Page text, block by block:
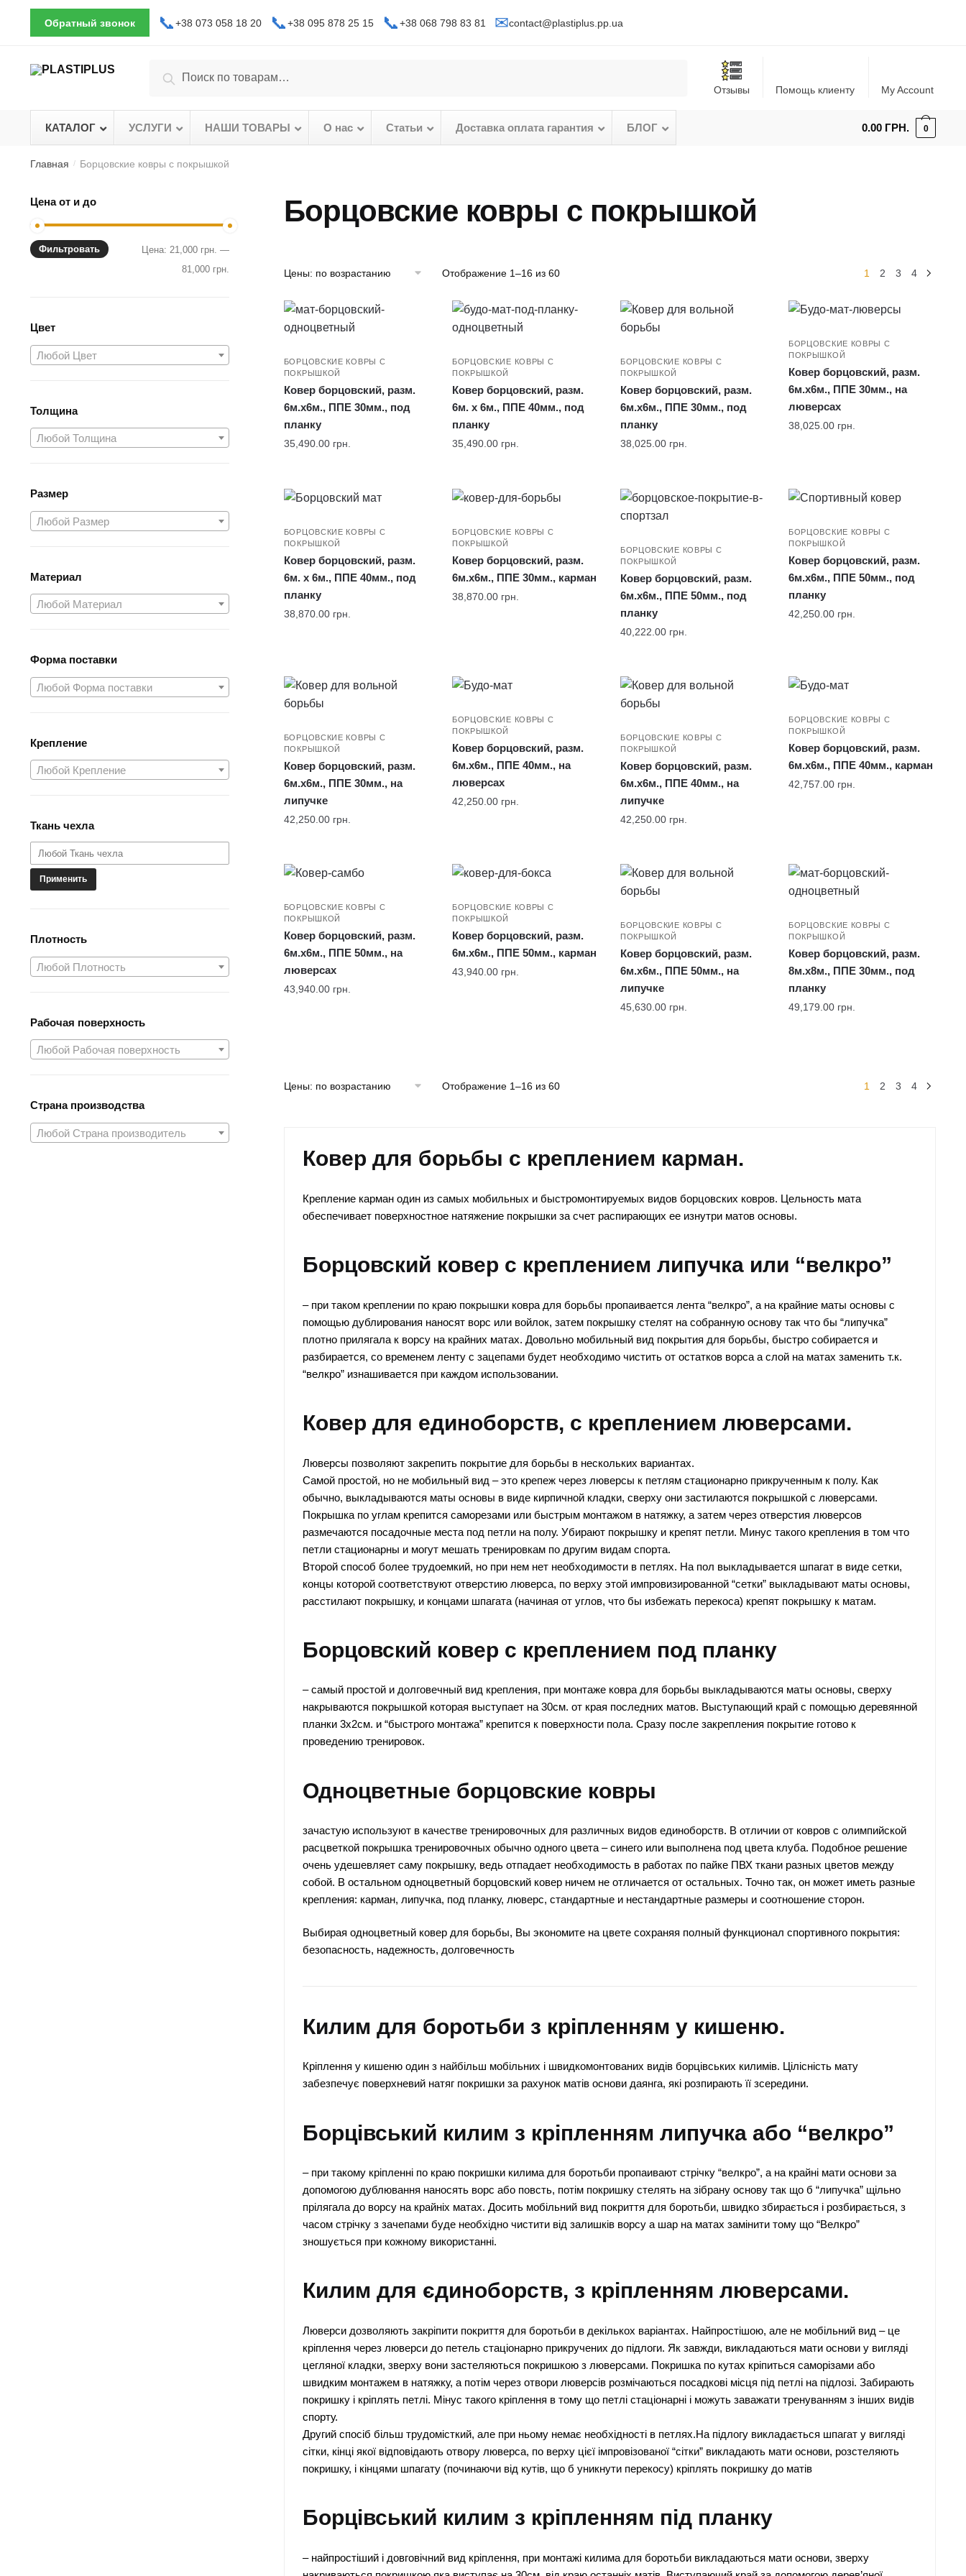
Обратный звонок 📞+38 073 058 18 20 📞+38 095 878 25 15 📞+38 068 798 83 81 ✉contact@plastiplus.pp.ua
Поиск
Отзывы Помощь клиенту My Account
КАТАЛОГ– УСЛУГИ – НАШИ ТОВАРЫ О нас– Статьи – Доставка оплата гарантия – БЛОГ – 0.00 ГРН. 0
Главная / Борцовские ковры с покрышкой
Борцовские ковры с покрышкой
Отображение 1–16 из 60 1 2 3 4
БОРЦОВСКИЕ КОВРЫ С
ПОКРЫШКОЙ
Ковер борцовский, разм.
6м.x6м., ППЕ 30мм., под
планку
35,490.00 грн.
БОРЦОВСКИЕ КОВРЫ С
ПОКРЫШКОЙ
Ковер борцовский, разм.
6м. x 6м., ППЕ 40мм., под
планку
35,490.00 грн.
БОРЦОВСКИЕ КОВРЫ С
ПОКРЫШКОЙ
Ковер борцовский, разм.
6м.x6м., ППЕ 30мм., под
планку
38,025.00 грн.
БОРЦОВСКИЕ КОВРЫ С
ПОКРЫШКОЙ
Ковер борцовский, разм.
6м.x6м., ППЕ 30мм., на
люверсах
38,025.00 грн.
БОРЦОВСКИЕ КОВРЫ С
ПОКРЫШКОЙ
Ковер борцовский, разм.
6м. x 6м., ППЕ 40мм., под
планку
38,870.00 грн.
БОРЦОВСКИЕ КОВРЫ С
ПОКРЫШКОЙ
Ковер борцовский, разм.
6м.x6м., ППЕ 30мм., карман
38,870.00 грн.
БОРЦОВСКИЕ КОВРЫ С
ПОКРЫШКОЙ
Ковер борцовский, разм.
6м.x6м., ППЕ 50мм., под
планку
40,222.00 грн.
БОРЦОВСКИЕ КОВРЫ С
ПОКРЫШКОЙ
Ковер борцовский, разм.
6м.x6м., ППЕ 50мм., под
планку
42,250.00 грн.
БОРЦОВСКИЕ КОВРЫ С
ПОКРЫШКОЙ
Ковер борцовский, разм.
6м.x6м., ППЕ 30мм., на
липучке
42,250.00 грн.
БОРЦОВСКИЕ КОВРЫ С
ПОКРЫШКОЙ
Ковер борцовский, разм.
6м.x6м., ППЕ 40мм., на
люверсах
42,250.00 грн.
БОРЦОВСКИЕ КОВРЫ С
ПОКРЫШКОЙ
Ковер борцовский, разм.
6м.x6м., ППЕ 40мм., на
липучке
42,250.00 грн.
БОРЦОВСКИЕ КОВРЫ С
ПОКРЫШКОЙ
Ковер борцовский, разм.
6м.x6м., ППЕ 40мм., карман
42,757.00 грн.
БОРЦОВСКИЕ КОВРЫ С
ПОКРЫШКОЙ
Ковер борцовский, разм.
6м.x6м., ППЕ 50мм., на
люверсах
43,940.00 грн.
БОРЦОВСКИЕ КОВРЫ С
ПОКРЫШКОЙ
Ковер борцовский, разм.
6м.x6м., ППЕ 50мм., карман
43,940.00 грн.
БОРЦОВСКИЕ КОВРЫ С
ПОКРЫШКОЙ
Ковер борцовский, разм.
6м.x6м., ППЕ 50мм., на
липучке
45,630.00 грн.
БОРЦОВСКИЕ КОВРЫ С
ПОКРЫШКОЙ
Ковер борцовский, разм.
8м.x8м., ППЕ 30мм., под
планку
49,179.00 грн.
Отображение 1–16 из 60 1 2 3 4
Ковер для борьбы с креплением карман.
Крепление карман один из самых мобильных и быстромонтируемых видов борцовских ковров. Цельность мата
обеспечивает поверхностное натяжение покрышки за счет распирающих ее изнутри матов основы.
Борцовский ковер с креплением липучка или “велкро”
– при таком креплении по краю покрышки ковра для борьбы пропаивается лента “велкро”, а на крайние маты основы с
помощью дублирования наносят ворс или войлок, затем покрышку стелят на собранную основу так что бы “липучка”
плотно прилягала к ворсу на крайних матах. Довольно мобильный вид покрытия для борьбы, быстро собирается и
разбирается, со временем ленту с зацепами будет необходимо чистить от остатков ворса а слой на матах заменить т.к.
“велкро” изнашивается при каждом использовании.
Ковер для единоборств, с креплением люверсами.
Люверсы позволяют закрепить покрытие для борьбы в нескольких вариантах.
Самой простой, но не мобильный вид – это крепеж через люверсы к петлям стационарно прикрученным к полу. Как
обычно, выкладываются маты основы в виде кирпичной кладки, сверху они застилаются покрышкой с люверсами.
Покрышка по углам крепится саморезами или быстрым монтажом в натяжку, а затем через отверстия люверсов
размечаются посадочные места под петли на полу. Убирают покрышку и крепят петли. Минус такого крепления в том что
петли стационарны и могут мешать тренировкам по другим видам спорта.
Второй способ более трудоемкий, но при нем нет необходимости в петлях. На пол выкладывается шпагат в виде сетки,
концы которой соответствуют отверстию люверса, по верху этой импровизированной “сетки” выкладывают маты основы,
расстилают покрышку, и концами шпагата (начиная от углов, что бы избежать перекоса) крепят покрышку к матам.
Борцовский ковер с креплением под планку
– самый простой и долговечный вид крепления, при монтаже ковра для борьбы выкладываются маты основы, сверху
накрываются покрышкой которая выступает на 30см. от края последних матов. Выступающий край с помощью деревянной
планки 3х2см. и “быстрого монтажа” крепится к поверхности пола. Сразу после закрепления покрытие готово к
проведению тренировок.
Одноцветные борцовские ковры
зачастую используют в качестве тренировочных для различных видов единоборств. В отличии от ковров с олимпийской
расцветкой покрышка тренировочных обычно одного цвета – синего или выполнена под цвета клуба. Подобное решение
очень удешевляет саму покрышку, ведь отпадает необходимость в работах по пайке ПВХ ткани разных цветов между
собой. В остальном одноцветный борцовский ковер ничем не отличается от остальных. Точно так, он может иметь разные
крепления: карман, липучка, под планку, люверс, стандартные и нестандартные размеры и соотношение сторон.
Выбирая одноцветный ковер для борьбы, Вы экономите на цвете сохраняя полный функционал спортивного покрытия:
безопасность, надежность, долговечность
Килим для боротьби з кріпленням у кишеню.
Кріплення у кишеню один з найбільш мобільних і швидкомонтованих видів борцівських килимів. Цілісність мату
забезпечує поверхневий натяг покришки за рахунок матів основи даянга, які розпирають її зсередини.
Борцівський килим з кріпленням липучка або “велкро”
– при такому кріпленні по краю покришки килима для боротьби пропаивают стрічку “велкро”, а на крайні мати основи за
допомогою дублювання наносять ворс або повсть, потім покришку стелять на зібрану основу так що б “липучка” щільно
прілягала до ворсу на крайніх матах. Досить мобільний вид покриття для боротьби, швидко збирається і розбирається, з
часом стрічку з зачепами буде необхідно чистити від залишків ворсу а шар на матах замінити тому що “Велкро”
зношується при кожному використанні.
Килим для єдиноборств, з кріпленням люверсами.
Люверси дозволяють закріпити покриття для боротьби в декількох варіантах. Найпростішою, але не мобільний вид – це
кріплення через люверси до петель стаціонарно прикручених до підлоги. Як завжди, викладаються мати основи у вигляді
цегляної кладки, зверху вони застеляються покришкою з люверсами. Покришка по кутах кріпиться саморізами або
швидким монтажем в натяжку, а потім через отвори люверсів розмічаються посадкові місця під петлі на підлозі. Забирають
покришку і кріплять петлі. Мінус такого кріплення в тому що петлі стаціонарні і можуть заважати тренуванням з інших видів
спорту.
Другий спосіб більш трудомісткий, але при ньому немає необхідності в петлях.На підлогу викладається шпагат у вигляді
сітки, кінці якої відповідають отвору люверса, по верху цієї імпровізованої “сітки” викладають мати основи, розстеляють
покришку, і кінцями шпагату (починаючи від кутів, що б уникнути перекосу) кріплять покришку до матів
Борцівський килим з кріпленням під планку
– найпростіший і довговічний вид кріплення, при монтажі килима для боротьби викладаються мати основи, зверху
Цена от и до
Фильтровать Цена:21,000 грн. —
81,000 грн.
Цвет
Любой Цвет
Толщина
Любой Толщина
Размер
Любой Размер
Материал
Любой Материал
Форма поставки
Любой Форма поставки
Крепление
Любой Крепление
Ткань чехла
Применить
Плотность
Любой Плотность
Рабочая поверхность
Любой Рабочая поверхность
Страна производства
Любой Страна производитель